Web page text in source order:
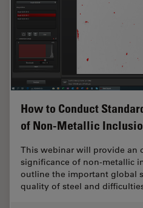
How to Conduct
of Non-Metallic
This webinar will provide an
significance of non-metallic
outline the important global
quality of steel and